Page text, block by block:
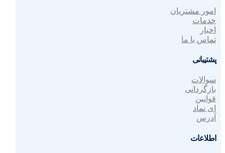
امور مشتریان
خدمات
اخبار
تماس با ما
پشتیبانی
سوالات
بازگردانی
قوانین
ای نماد
آدرس
اطلاعات